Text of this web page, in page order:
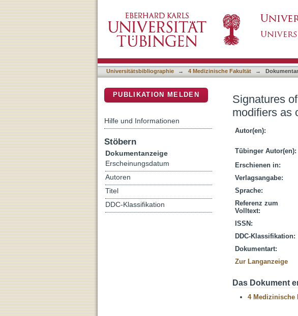
Signatures of positive selection reveal
genes
Universitätsbibliographie → 4 Medizinische Fakultät →
Signatures
modifiers as
Autor(en):
Tübinger Autor(en):
Erschienen in:
Verlagsangabe:
Sprache:
Referenz zum
Volltext:
ISSN:
DDC-Klassifikation:
Dokumentart:
Zur Langanzeige
Das Dokument
4 Medizinische
PUBLIKATION MELDEN
Hilfe und Informationen
Stöbern
Dokumentanzeige
Erscheinungsdatum
Autoren
Titel
DDC-Klassifikation